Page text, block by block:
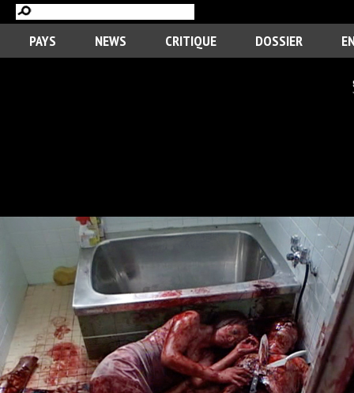
PAYS NEWS CRITIQUE DOSSIER